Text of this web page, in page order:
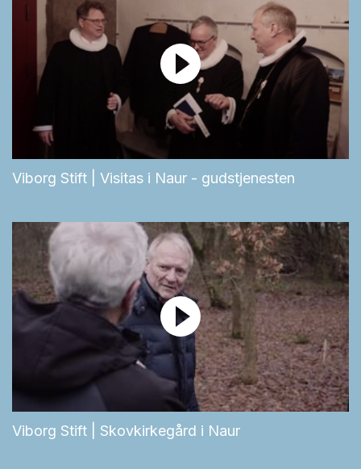
Viborg Stift | Visitas i Naur - gudstjenesten
Viborg Stift | Skovkirkegård i Naur